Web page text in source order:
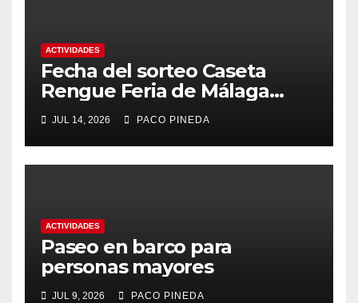
ACTIVIDADES
Fecha del sorteo Caseta
Rengue Feria de Málaga
2026
JUL 14, 2026 PACO PINEDA
ACTIVIDADES
Paseo en barco para
personas mayores
JUL 9, 2026 PACO PINEDA